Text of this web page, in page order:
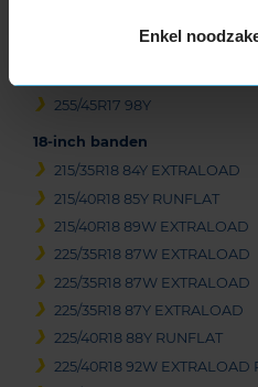
Enkel
255/45R17 98Y
18-inch banden
215/35R18 84Y EXTRALOAD
215/40R18 85Y RUNFLAT
215/40R18 89W EXTRALOAD
225/35R18 87W EXTRALOAD
225/35R18 87W EXTRALOAD
225/35R18 87Y EXTRALOAD
225/40R18 88Y RUNFLAT
225/40R18 92W EXTRALOAD